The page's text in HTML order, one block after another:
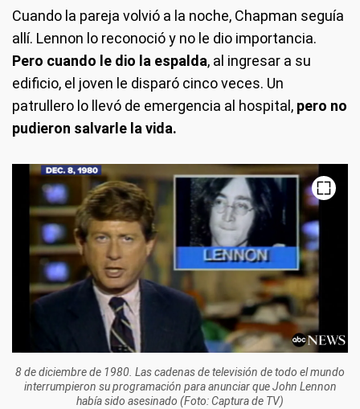
Cuando la pareja volvió a la noche, Chapman seguía
allí. Lennon lo reconoció y no le dio importancia.
Pero cuando le dio la espalda, al ingresar a su
edificio, el joven le disparó cinco veces. Un
patrullero lo llevó de emergencia al hospital, pero no
pudieron salvarle la vida.
8 de diciembre de 1980. Las cadenas de televisión de todo el mundo
interrumpieron su programación para anunciar que John Lennon
había sido asesinado (Foto: Captura de TV)